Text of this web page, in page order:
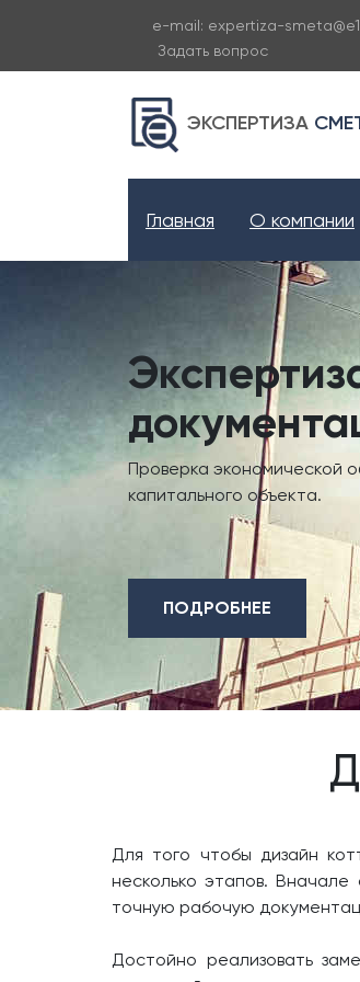
e-mail: expertiza-
Задать вопрос
ЭКСПЕРТИЗА
Главная О компании
Проверка экономической
капитального объекта.
ПОДРОБНЕЕ
Для того чтобы дизайн
несколько этапов.
точную рабочую
Достойно реализовать